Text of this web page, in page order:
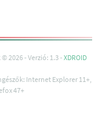
2026 - Verzió: 1.3 - XDROID
Internet Explorer 11+,
47+